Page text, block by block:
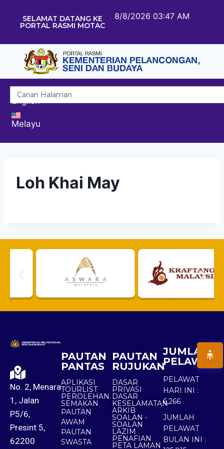
SELAMAT DATANG KE
PORTAL RASMI MOTAC
8/8/2026 03:47 AM
English
Melayu
Loh Khai May
No. 2, Menara
1, Jalan
P5/6,
Presint 5,
62200
PAUTAN
PANTAS
APLIKASI
TOURLIST
PEROLEHAN
SEMAKAN
PAUTAN
AWAM
PAUTAN
SWASTA
PAUTAN
RUJUKAN
DASAR
PRIVASI
DASAR
KESELAMATAN
ARKIB
SOALAN -
SOALAN
LAZIM
PENAFIAN
PETA LAMAN
JUMLAH
PELAWAT
PELAWAT
HARI INI :
6,266
JUMLAH
PELAWAT
BULAN INI :